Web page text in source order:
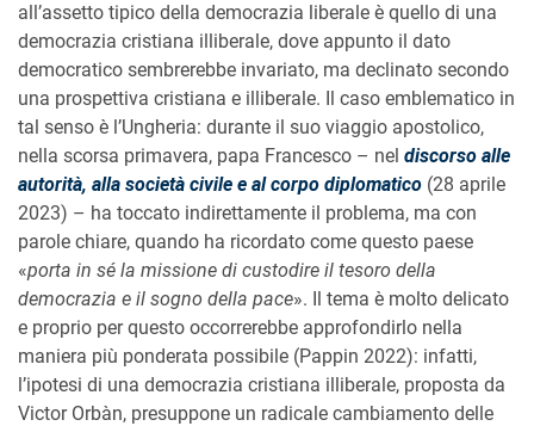
all’assetto tipico della democrazia liberale è quello di una
democrazia cristiana illiberale, dove appunto il dato
democratico sembrerebbe invariato, ma declinato secondo
una prospettiva cristiana e illiberale. Il caso emblematico in
tal senso è l’Ungheria: durante il suo viaggio apostolico,
nella scorsa primavera, papa Francesco – nel discorso alle
autorità, alla società civile e al corpo diplomatico (28 aprile
2023) – ha toccato indirettamente il problema, ma con
parole chiare, quando ha ricordato come questo paese
«porta in sé la missione di custodire il tesoro della
democrazia e il sogno della pace». Il tema è molto delicato
e proprio per questo occorrerebbe approfondirlo nella
maniera più ponderata possibile (Pappin 2022): infatti,
l’ipotesi di una democrazia cristiana illiberale, proposta da
Victor Orbàn, presuppone un radicale cambiamento delle